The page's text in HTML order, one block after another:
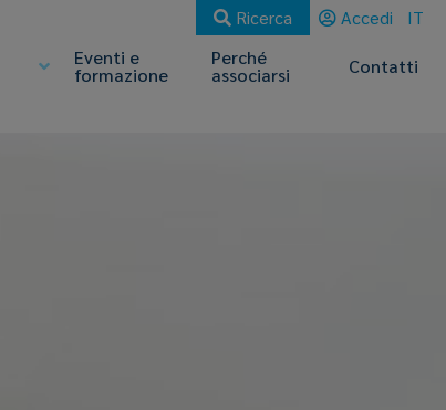
Ricerca Accedi IT
Eventi e
formazione
Perché
associarsi Contatti